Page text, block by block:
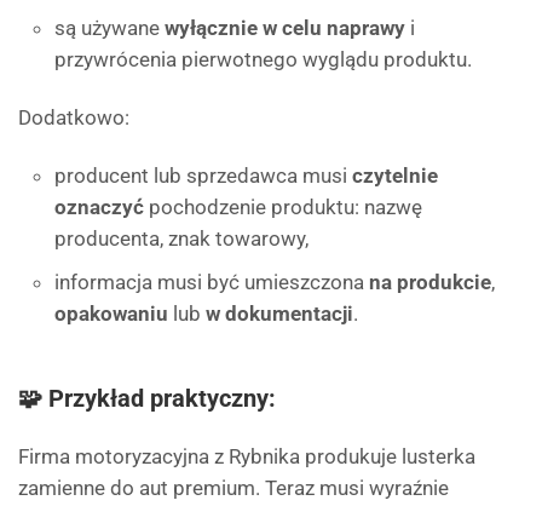
są używane wyłącznie w celu naprawy i
przywrócenia pierwotnego wyglądu produktu.
Dodatkowo:
producent lub sprzedawca musi czytelnie
oznaczyć pochodzenie produktu: nazwę
producenta, znak towarowy,
informacja musi być umieszczona na produkcie,
opakowaniu lub w dokumentacji.
🧩 Przykład praktyczny:
Firma motoryzacyjna z Rybnika produkuje lusterka
zamienne do aut premium. Teraz musi wyraźnie